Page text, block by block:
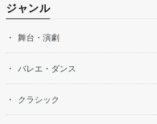
ジャンル
舞台・演劇
バレエ・ダンス
クラシック